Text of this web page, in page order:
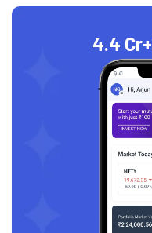
4.4 Cr+